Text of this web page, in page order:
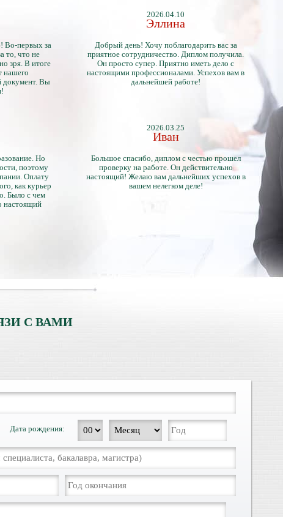
Во-первых за
то, что не
зря. В итоге
нашего
документ. Вы
2026.04.10
Эллина
Добрый день! Хочу поблагодарить вас за
приятное сотрудничество. Диплом получила.
Он просто супер. Приятно иметь дело с
настоящими профессионалами. Успехов вам в
дальнейшей работе!
Но
поэтому
Оплату
как курьер
Было с чем
настоящий
2026.03.25
Иван
Большое спасибо, диплом с честью прошел
проверку на работе. Он действительно
настоящий! Желаю вам дальнейших успехов в
вашем нелегком деле!
С ВАМИ
Дата рождения: